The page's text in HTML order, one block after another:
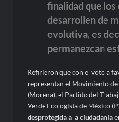
finalidad que los
desarrollen de
evolutiva, es
permanezcan
Refirieron que con el voto a
representan el Movimiento
(Morena), el Partido del
Verde Ecologista de México
desprotegida a la ciudadanía